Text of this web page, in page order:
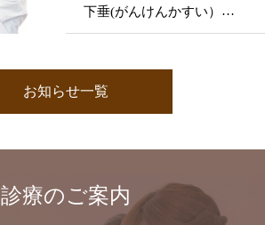
下垂(がんけんかすい）」
かもしれません。
お知らせ一覧
診療のご案内